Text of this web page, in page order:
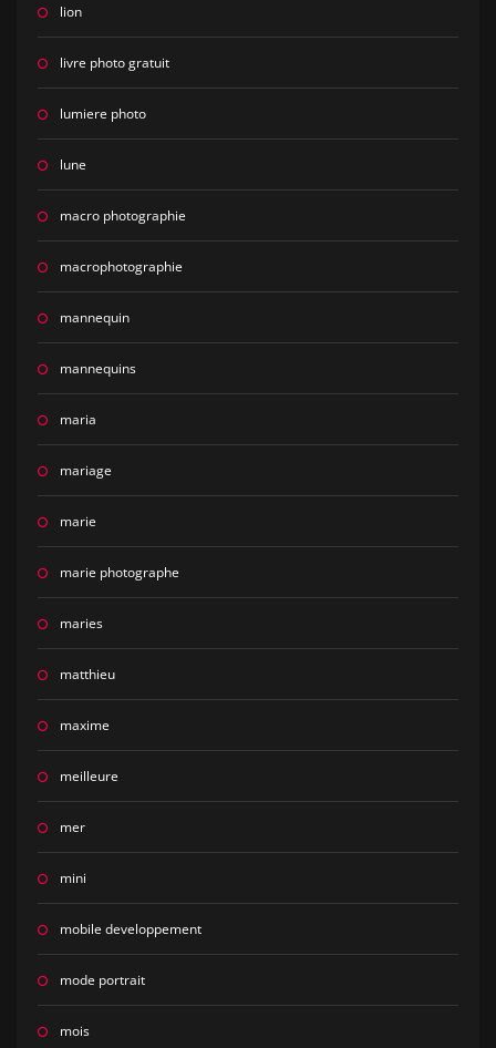
lion
livre photo gratuit
lumiere photo
lune
macro photographie
macrophotographie
mannequin
mannequins
maria
mariage
marie
marie photographe
maries
matthieu
maxime
meilleure
mer
mini
mobile developpement
mode portrait
mois